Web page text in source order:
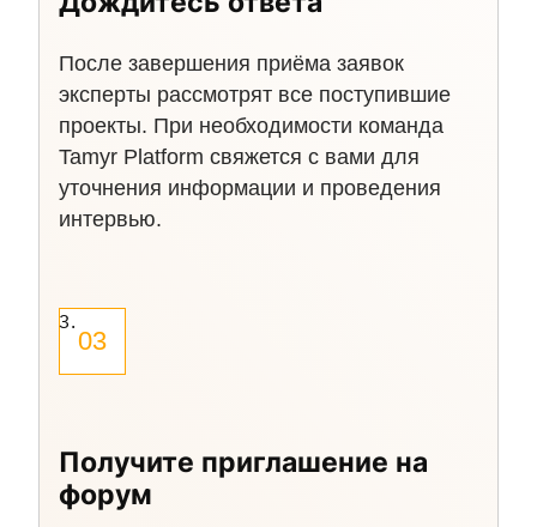
После завершения приёма заявок
эксперты рассмотрят все поступившие
проекты. При необходимости команда
Tamyr Platform свяжется с вами для
уточнения информации и проведения
интервью.
03
Получите приглашение на
форум